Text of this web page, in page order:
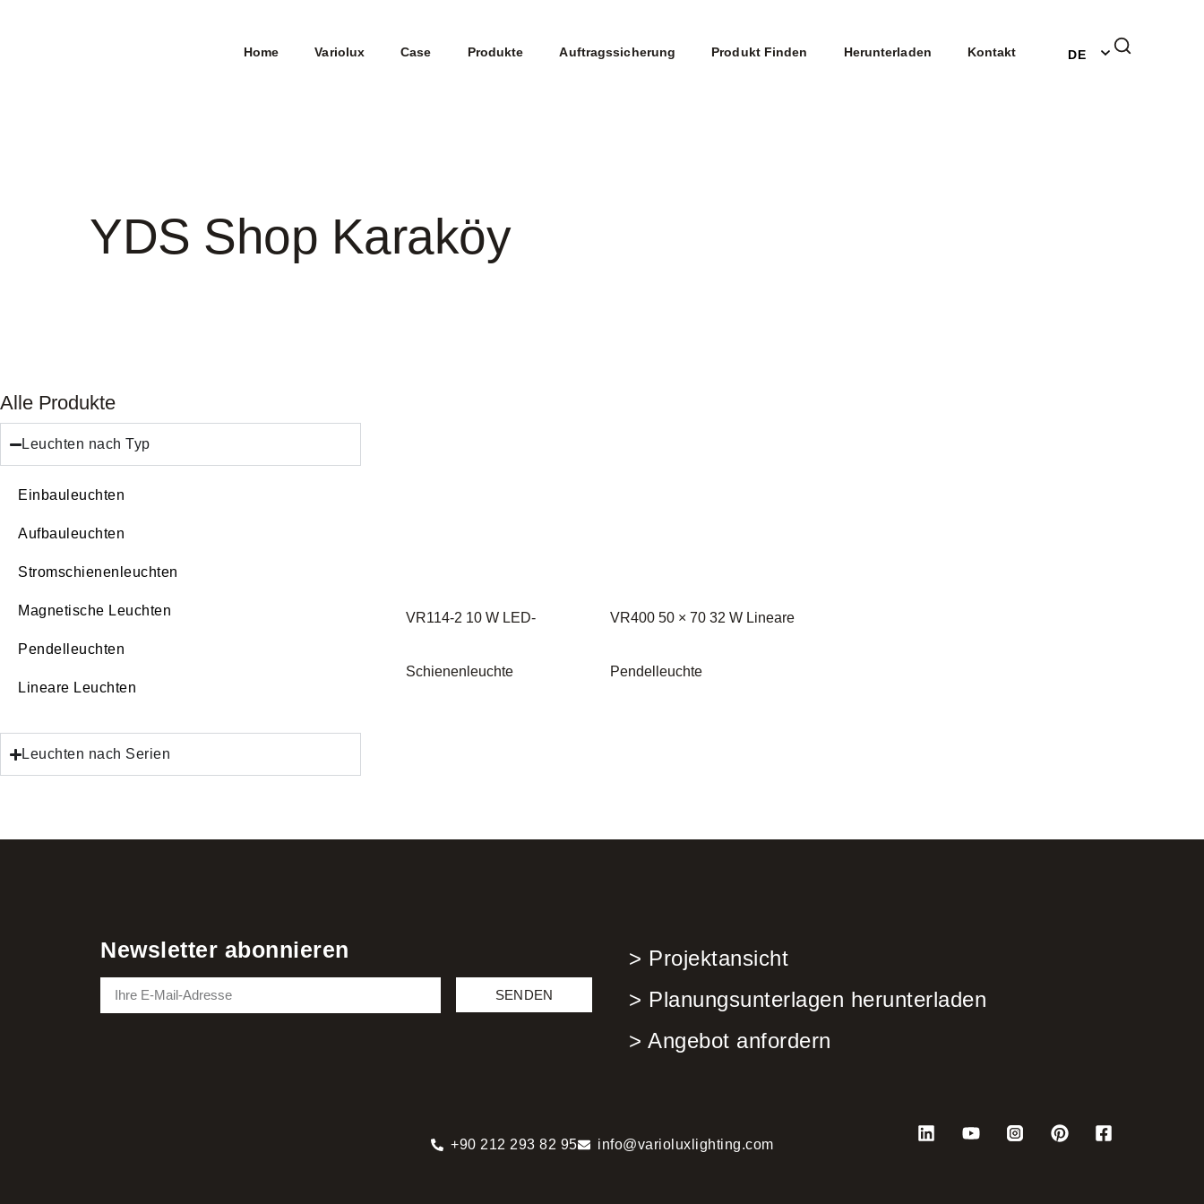
Home Variolux Case Produkte Auftragssicherung Produkt Finden Herunterladen Kontakt DE
NL
YDS Shop Karaköy
Alle Produkte
Leuchten nach Typ
Einbauleuchten
Aufbauleuchten
Stromschienenleuchten
Magnetische Leuchten
Pendelleuchten
Lineare Leuchten
Leuchten nach Serien
VR114-2 10 W LED-
Schienenleuchte
VR400 50 × 70 32 W Lineare
Pendelleuchte
Newsletter abonnieren
SENDEN
> Projektansicht
> Planungsunterlagen herunterladen
> Angebot anfordern
+90 212 293 82 95 info@varioluxlighting.com